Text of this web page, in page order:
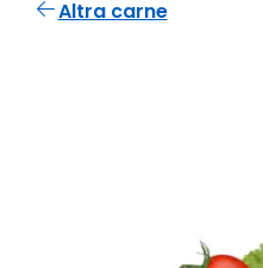
Altra carne